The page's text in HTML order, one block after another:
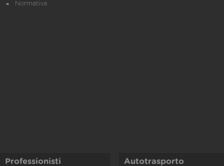
Normativa
Professionisti Autotrasporto